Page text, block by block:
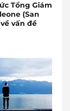
Tổng Giám
(San
vấn đề